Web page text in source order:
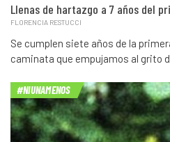
Llenas de hartazgo a 7 años del
FLORENCIA RESTUCCI
Se cumplen siete años de la
caminata que empujamos al grito
#NIUNAMENOS